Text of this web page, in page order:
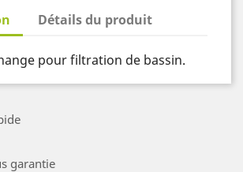
Détails du produit
pour filtration de bassin.
garantie